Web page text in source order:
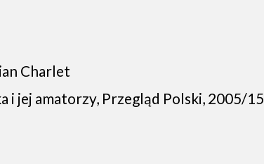
Charlet
i jej amatorzy, Przegląd Polski, 2005/15